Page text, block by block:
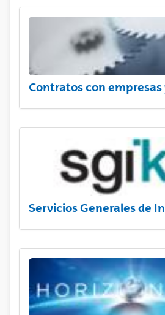
Contratos con
Servicios Generales de